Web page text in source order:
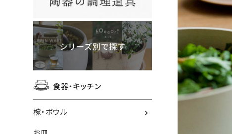
食器・キッチン
椀・ボウル